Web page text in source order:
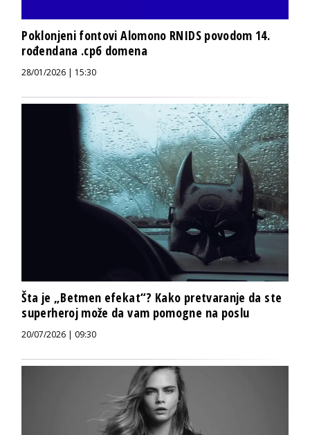
Poklonjeni fontovi Alomono RNIDS povodom 14.
rođendana .срб domena
28/01/2026 | 15:30
Šta je „Betmen efekat“? Kako pretvaranje da ste
superheroj može da vam pomogne na poslu
20/07/2026 | 09:30